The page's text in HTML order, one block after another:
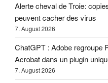
Alerte cheval de Troie:
peuvent cacher des virus
7. August 2026
ChatGPT : Adobe regroupe
Acrobat dans un plugin
7. August 2026